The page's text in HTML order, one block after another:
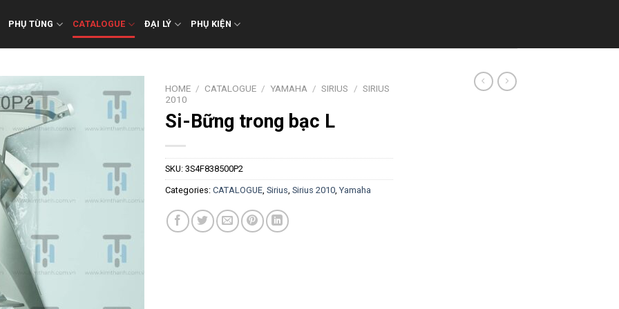
PHỤ TÙNG CATALOGUE ĐẠI LÝ PHỤ KIỆN
HOME / CATALOGUE / YAMAHA / SIRIUS / SIRIUS
2010
Si-Bững trong bạc L
SKU: 3S4F838500P2
Categories: CATALOGUE Sirius Sirius 2010 Yamaha